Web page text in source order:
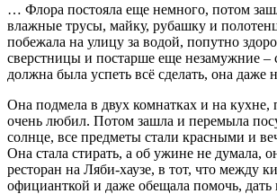
… Флора постояла еще немного, потом
влажные трусы, майку, рубашку и
побежала на улицу за водой, попутно
сверстницы и постарше еще незамужние –
должна была успеть всё сделать, она даже
Она подмела в двух комнатках и на кухне,
очень любил. Потом зашла и перемыла
солнце, все предметы стали красными и
Она стала стирать, а об ужине не думала,
ресторан на Ляби-хаузе, в тот, что между
официанткой и даже обещала помочь,